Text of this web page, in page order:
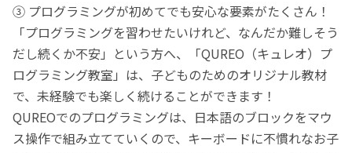
③ プログラミングが初めてでも安心な要素がたくさん！
「プログラミングを習わせたいけれど、なんだか難しそう
だし続くか不安」という方へ、「QUREO（キュレオ）プ
ログラミング教室」は、子どものためのオリジナル教材
で、未経験でも楽しく続けることができます！
QUREOでのプログラミングは、日本語のブロックをマウ
ス操作で組み立てていくので、キーボードに不慣れなお子